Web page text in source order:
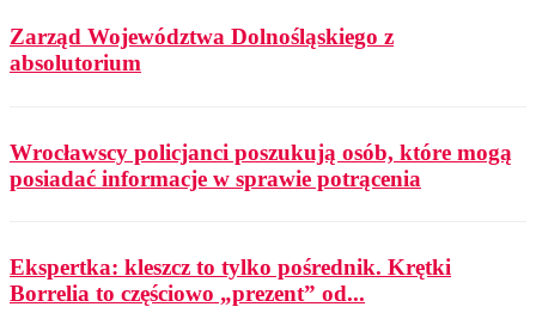
Zarząd Województwa Dolnośląskiego z
absolutorium
Wrocławscy policjanci poszukują osób, które mogą
posiadać informacje w sprawie potrącenia
Ekspertka: kleszcz to tylko pośrednik. Krętki
Borrelia to częściowo „prezent” od...